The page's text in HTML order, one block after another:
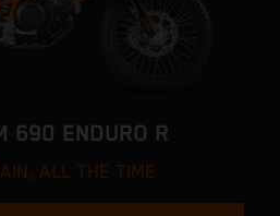
690 ENDURO R
ALL THE TIME